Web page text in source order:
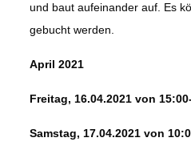
und baut aufeinander auf. Es
gebucht werden.
April 2021
Freitag, 16.04.2021 von
Samstag, 17.04.2021 von